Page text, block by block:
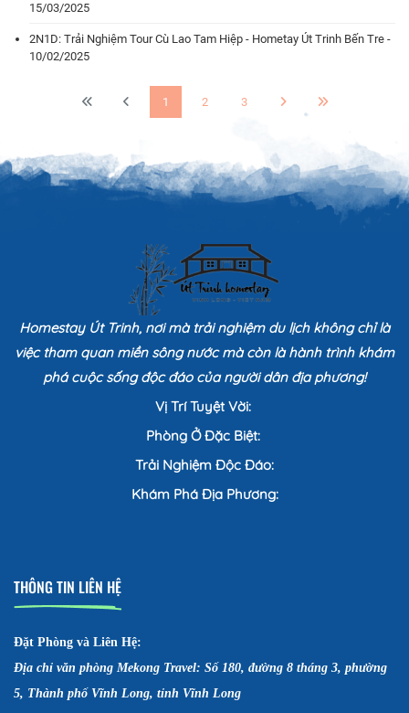
15/03/2025
2N1D: Trải Nghiệm Tour Cù Lao Tam Hiệp - Hometay Út Trinh Bến Tre -
10/02/2025
1 2 3
Homestay Út Trinh, nơi mà trải nghiệm du lịch không chỉ là
việc tham quan miền sông nước mà còn là hành trình khám
phá cuộc sống độc đáo của người dân địa phương!
Vị Trí Tuyệt Vời:
Phòng Ở Đặc Biệt:
Trải Nghiệm Độc Đáo:
Khám Phá Địa Phương:
THÔNG TIN LIÊN HỆ
Đặt Phòng và Liên Hệ:
Địa chỉ văn phòng Mekong Travel: Số 180, đường 8 tháng 3, phường
5, Thành phố Vĩnh Long, tỉnh Vĩnh Long